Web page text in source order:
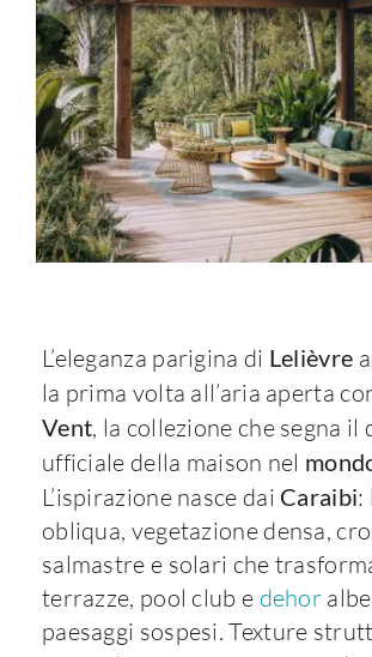
L’eleganza parigina di Lelièvre
la prima volta all’aria aperta
Vent, la collezione che segna il
ufficiale della maison nel
L’ispirazione nasce dai Caraibi:
obliqua, vegetazione densa,
salmastre e solari che
terrazze, pool club e dehor
paesaggi sospesi. Texture